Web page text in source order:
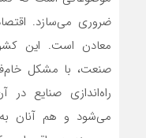
ضروری می‌سازد.
معادن است. این
صنعت، با مشکل
راه‌اندازی صنایع در
می‌شود و هم آنان